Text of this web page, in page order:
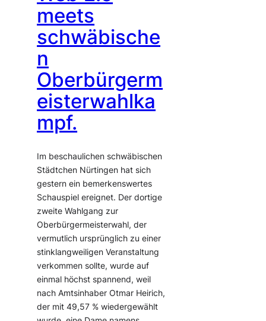
meets
schwäbische
n
Oberbürgerm
eisterwahlka
mpf.
Im beschaulichen schwäbischen
Städtchen Nürtingen hat sich
gestern ein bemerkenswertes
Schauspiel ereignet. Der dortige
zweite Wahlgang zur
Oberbürgermeisterwahl, der
vermutlich ursprünglich zu einer
stinklangweiligen Veranstaltung
verkommen sollte, wurde auf
einmal höchst spannend, weil
nach Amtsinhaber Otmar Heirich,
der mit 49,57 % wiedergewählt